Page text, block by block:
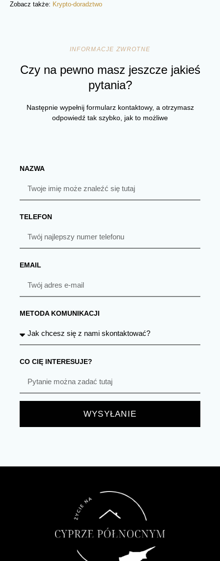
Zobacz także: Krypto-doradztwo
INFORMACJE ZWROTNE
Czy na pewno masz jeszcze jakieś
pytania?
Następnie wypełnij formularz kontaktowy, a otrzymasz
odpowiedź tak szybko, jak to możliwe
NAZWA
TELEFON
EMAIL
METODA KOMUNIKACJI
CO CIĘ INTERESUJE?
WYSYŁANIE